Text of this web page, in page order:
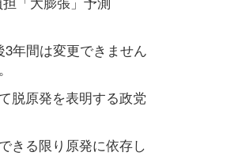
年間は変更できません
脱原発を表明する政党
きる限り原発に依存し